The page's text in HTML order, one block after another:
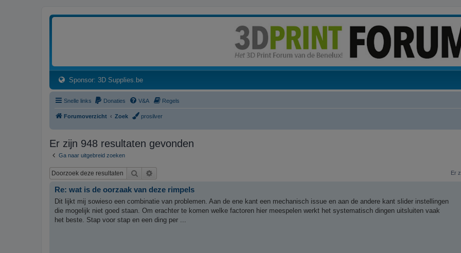
Sponsor: 3D Supplies.be(Opens a new tab)
Snelle links Donaties V&A Regels
Forumoverzicht Zoek prosilver
Er zijn 948 resultaten gevonden
Ga naar uitgebreid zoeken
Zoek Er
Re: wat is de oorzaak van deze rimpels
Dit lijkt mij sowieso een combinatie van problemen. Aan de ene kant een mechanisch issue en aan de andere kant slider instellingen
die mogelijk niet goed staan. Om erachter te komen welke factoren hier meespelen werkt het systematisch dingen uitsluiten vaak
het beste. Stap voor stap en een ding per ...